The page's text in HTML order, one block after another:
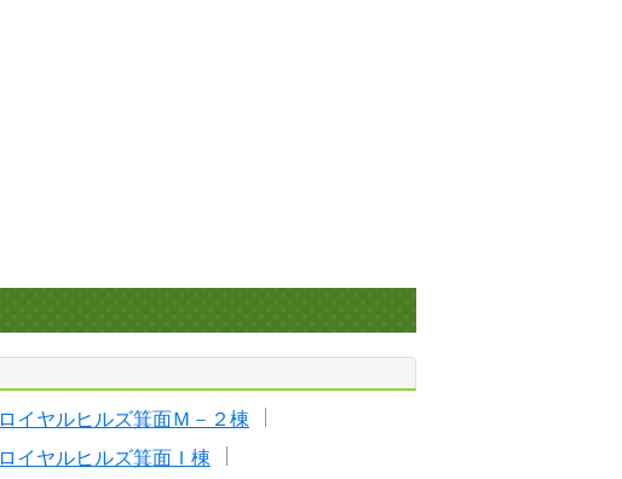
ロイヤルヒルズ箕面Ｍ－２棟
ロイヤルヒルズ箕面Ｉ棟